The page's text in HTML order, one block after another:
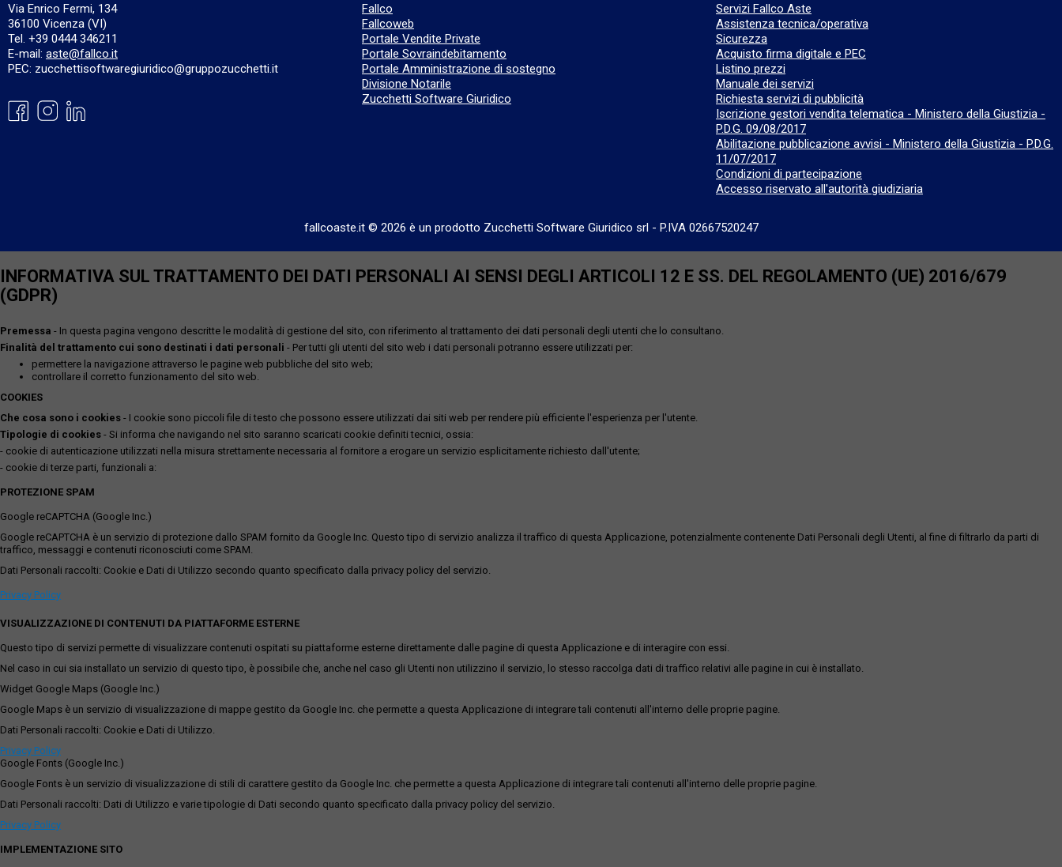
Via Enrico Fermi, 134
36100 Vicenza (VI)
Tel. +39 0444 346211
E-mail: aste@fallco.it
PEC: zucchettisoftwaregiuridico@gruppozucchetti.it
Fallco
Fallcoweb
Portale Vendite Private
Portale Sovraindebitamento
Portale Amministrazione di sostegno
Divisione Notarile
Zucchetti Software Giuridico
Servizi Fallco Aste
Assistenza tecnica/operativa
Sicurezza
Acquisto firma digitale e PEC
Listino prezzi
Manuale dei servizi
Richiesta servizi di pubblicità
Iscrizione gestori vendita telematica - Ministero della Giustizia -
P.D.G. 09/08/2017
Abilitazione pubblicazione avvisi - Ministero della Giustizia - P.D.G.
11/07/2017
Condizioni di partecipazione
Accesso riservato all'autorità giudiziaria
fallcoaste.it © 2026 è un prodotto Zucchetti Software Giuridico srl - P.IVA 02667520247
INFORMATIVA SUL TRATTAMENTO DEI DATI PERSONALI AI SENSI DEGLI ARTICOLI 12 E SS. DEL REGOLAMENTO (UE) 2016/679
(GDPR)
Premessa - In questa pagina vengono descritte le modalità di gestione del sito, con riferimento al trattamento dei dati personali degli utenti che lo consultano.
Finalità del trattamento cui sono destinati i dati personali - Per tutti gli utenti del sito web i dati personali potranno essere utilizzati per:
permettere la navigazione attraverso le pagine web pubbliche del sito web;
controllare il corretto funzionamento del sito web.
COOKIES
Che cosa sono i cookies - I cookie sono piccoli file di testo che possono essere utilizzati dai siti web per rendere più efficiente l'esperienza per l'utente.
Tipologie di cookies - Si informa che navigando nel sito saranno scaricati cookie definiti tecnici, ossia:
- cookie di autenticazione utilizzati nella misura strettamente necessaria al fornitore a erogare un servizio esplicitamente richiesto dall'utente;
- cookie di terze parti, funzionali a:
PROTEZIONE SPAM
Google reCAPTCHA (Google Inc.)
Google reCAPTCHA è un servizio di protezione dallo SPAM fornito da Google Inc. Questo tipo di servizio analizza il traffico di questa Applicazione, potenzialmente contenente Dati Personali degli Utenti, al fine di filtrarlo da parti di
traffico, messaggi e contenuti riconosciuti come SPAM.
Dati Personali raccolti: Cookie e Dati di Utilizzo secondo quanto specificato dalla privacy policy del servizio.
Privacy Policy
VISUALIZZAZIONE DI CONTENUTI DA PIATTAFORME ESTERNE
Questo tipo di servizi permette di visualizzare contenuti ospitati su piattaforme esterne direttamente dalle pagine di questa Applicazione e di interagire con essi.
Nel caso in cui sia installato un servizio di questo tipo, è possibile che, anche nel caso gli Utenti non utilizzino il servizio, lo stesso raccolga dati di traffico relativi alle pagine in cui è installato.
Widget Google Maps (Google Inc.)
Google Maps è un servizio di visualizzazione di mappe gestito da Google Inc. che permette a questa Applicazione di integrare tali contenuti all'interno delle proprie pagine.
Dati Personali raccolti: Cookie e Dati di Utilizzo.
Privacy Policy
Google Fonts (Google Inc.)
Google Fonts è un servizio di visualizzazione di stili di carattere gestito da Google Inc. che permette a questa Applicazione di integrare tali contenuti all'interno delle proprie pagine.
Dati Personali raccolti: Dati di Utilizzo e varie tipologie di Dati secondo quanto specificato dalla privacy policy del servizio.
Privacy Policy
IMPLEMENTAZIONE SITO